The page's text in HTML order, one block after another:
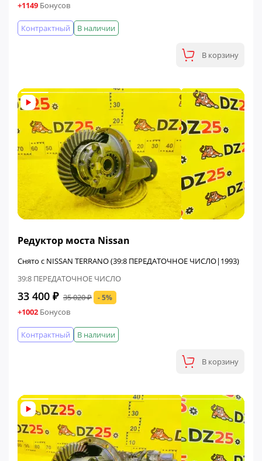
+1149 Бонусов
В наличии
Контрактный
В корзину
Редуктор моста Nissan
Снято с NISSAN TERRANO (39:8 ПЕРЕДАТОЧНОЕ ЧИСЛО|1993)
39:8 ПЕРЕДАТОЧНОЕ ЧИСЛО
33 400 ₽ 35 020 ₽ - 5%
+1002 Бонусов
В наличии
Контрактный
В корзину